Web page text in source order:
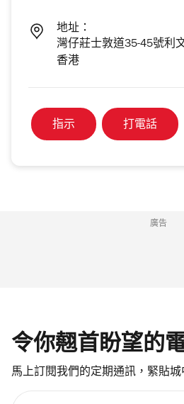
地址：
灣仔莊士敦道35-45號利
香港
指示 打電話
廣告
令你翹首盼望的
馬上訂閱我們的定期通訊，緊貼